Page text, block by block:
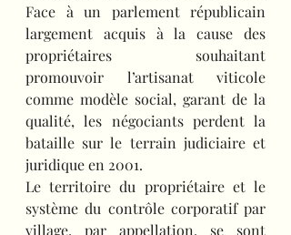
Face à un parlement républicain
largement acquis à la cause des
propriétaires souhaitant
promouvoir l’artisanat viticole
comme modèle social, garant de la
qualité, les négociants perdent la
bataille sur le terrain judiciaire et
juridique en 2001.
Le territoire du propriétaire et le
système du contrôle corporatif par
village, par appellation, se sont